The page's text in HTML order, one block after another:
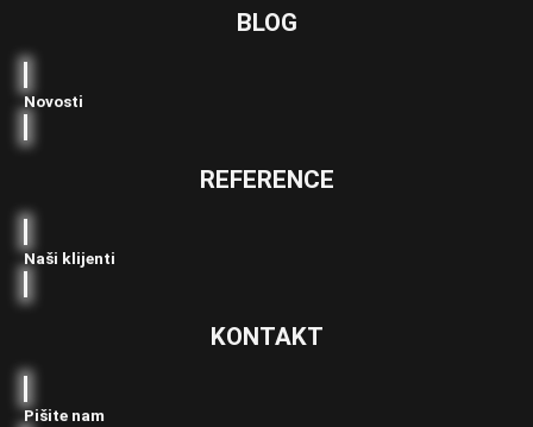
BLOG
Novosti
REFERENCE
Naši klijenti
KONTAKT
Pišite nam